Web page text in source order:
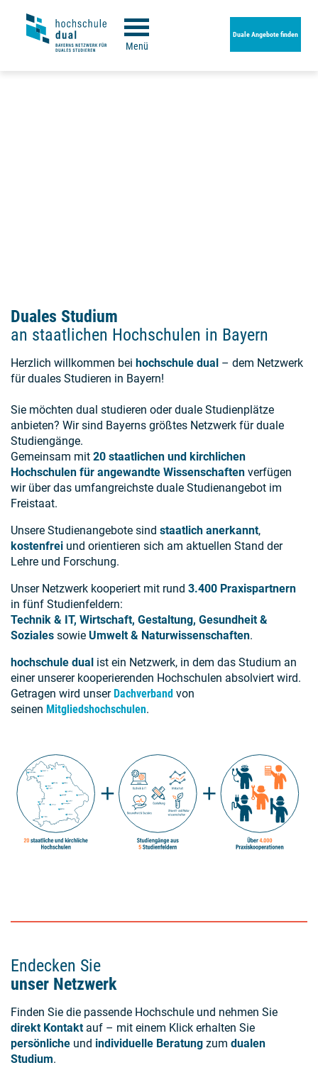
Menü
Duale Angebote finden
Duales Studium
an staatlichen Hochschulen in Bayern
Herzlich willkommen bei hochschule dual – dem Netzwerk
für duales Studieren in Bayern!
Sie möchten dual studieren oder duale Studienplätze
anbieten? Wir sind Bayerns größtes Netzwerk für duale
Studiengänge.
Gemeinsam mit 20 staatlichen und kirchlichen
Hochschulen für angewandte Wissenschaften verfügen
wir über das umfangreichste duale Studienangebot im
Freistaat.
Unsere Studienangebote sind staatlich anerkannt,
kostenfrei und orientieren sich am aktuellen Stand der
Lehre und Forschung.
Unser Netzwerk kooperiert mit rund 3.400 Praxispartnern
in fünf Studienfeldern:
Technik & IT, Wirtschaft, Gestaltung, Gesundheit &
Soziales sowie Umwelt & Naturwissenschaften.
hochschule dual ist ein Netzwerk, in dem das Studium an
einer unserer kooperierenden Hochschulen absolviert wird.
Getragen wird unser Dachverband von
seinen Mitgliedshochschulen.
Endecken Sie
unser Netzwerk
Finden Sie die passende Hochschule und nehmen Sie
direkt Kontaktauf – mit einem Klick erhalten Sie
persönliche und individuelle Beratung zum dualen
Studium.